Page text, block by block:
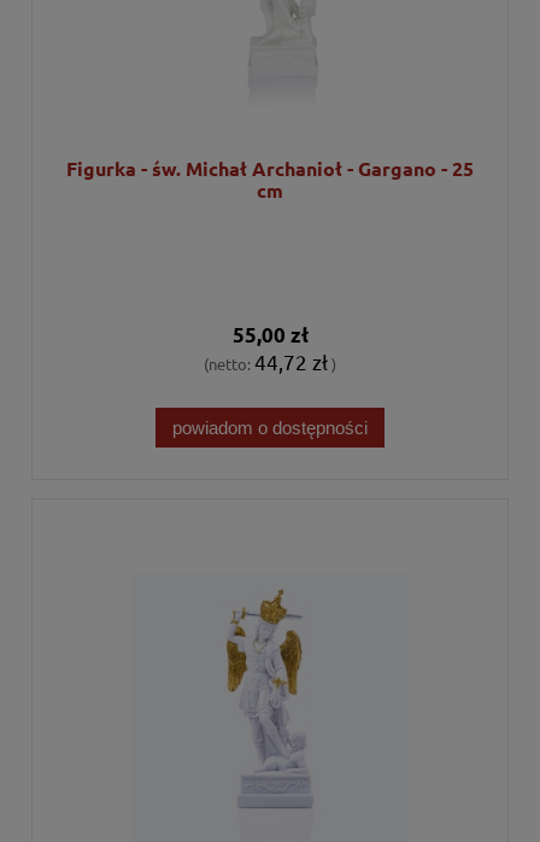
Figurka - św. Michał Archanioł - Gargano - 25
cm
55,00 zł
(netto: 44,72 zł)
powiadom o dostępności